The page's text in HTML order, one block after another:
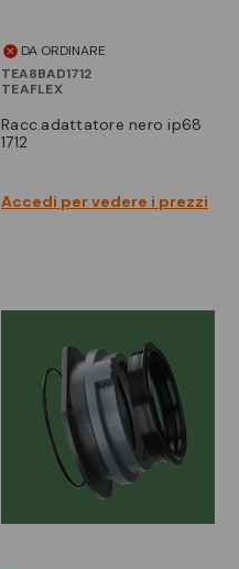
DA ORDINARE
TEA8BAD1712
TEAFLEX
racc.adattatore nero ip68
1712
Accedi per vedere i prezzi